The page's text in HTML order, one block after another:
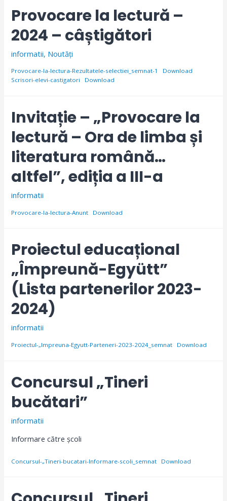
Provocare la lectură –
2024 – câștigători
informatii, Noutăți
Provocare-la-lectura-Rezultatele-selectiei_semnat-1
Download
Scrisori-elevi-castigatori
Download
Invitație – „Provocare la
lectură – Ora de limba și
literatura română…
altfel”, ediția a III-a
informatii
Provocare-la-lectura-Anunt Download
Proiectul educațional
„Împreună-Együtt”
(Lista partenerilor 2023-
2024)
informatii
Proiectul-„Impreuna-Egyutt-Parteneri-2023-2024_semnat Download
Concursul „Tineri
bucătari”
informatii
Informare către școli
Concursul-„Tineri-bucatari-Informare-scoli_semnat Download